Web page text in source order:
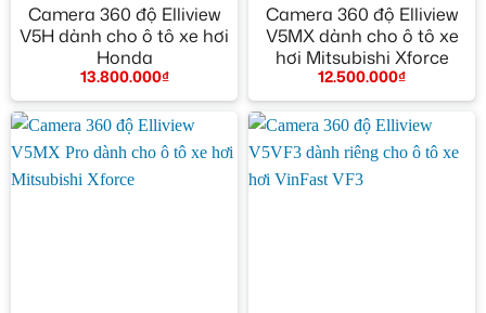
Camera 360 độ Elliview
V5H dành cho ô tô xe hơi
Honda
13.800.000₫
Camera 360 độ Elliview
V5MX dành cho ô tô xe
hơi Mitsubishi Xforce
12.500.000₫